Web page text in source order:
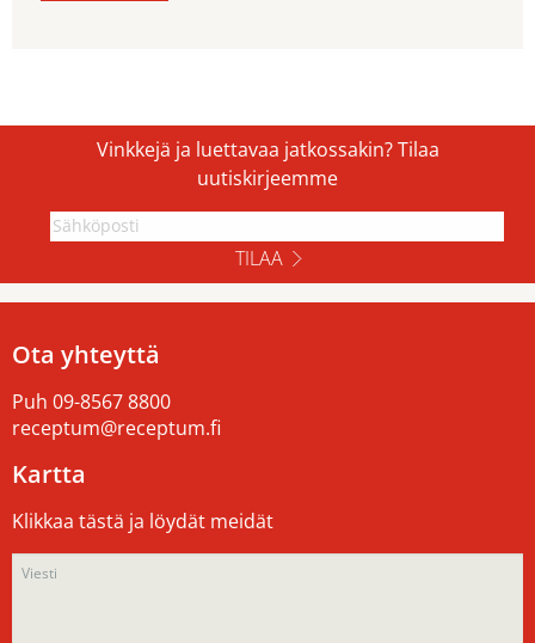
Vinkkejä ja luettavaa jatkossakin? Tilaa
uutiskirjeemme
TILAA
Ota yhteyttä
Puh 09-8567 8800
receptum@receptum.fi
Kartta
Klikkaa tästä ja löydät meidät